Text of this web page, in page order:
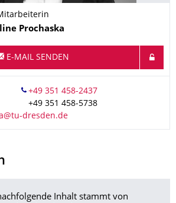
Prochaska
E-MAIL SENDEN
+49 351 458-5738
Inhalt stammt von